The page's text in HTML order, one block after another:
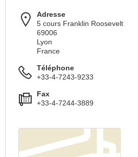
Adresse
5 cours Franklin Roosevelt
69006
Lyon
France
Téléphone
+33-4-7243-9233
Fax
+33-4-7244-3889